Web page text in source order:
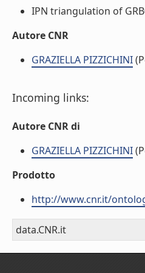
IPN triangulation of
Autore CNR
GRAZIELLA PIZZICHINI
Incoming links:
Autore CNR di
GRAZIELLA PIZZICHINI
Prodotto
http://www.cnr.it/
data.CNR.it